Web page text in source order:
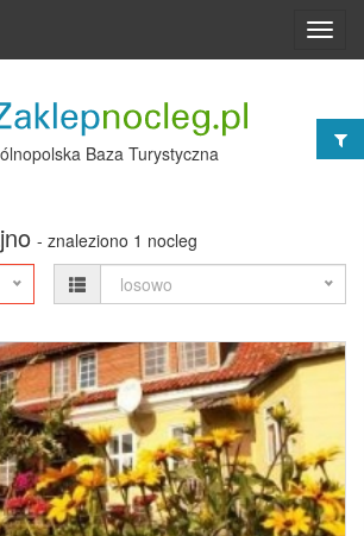
Baza Turystyczna
- znaleziono 1 nocleg
losowo